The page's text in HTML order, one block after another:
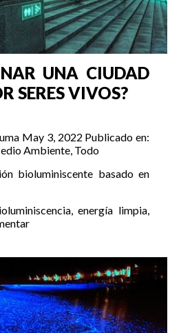
UNA CIUDAD
SERES VIVOS?
May 3, 2022 Publicado en:
Ambiente, Todo
bioluminiscente basado en
,energía limpia,